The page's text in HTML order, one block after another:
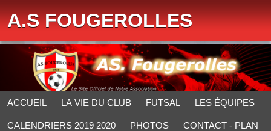
A.S FOUGEROLLES
ACCUEIL LA VIE DU CLUB FUTSAL LES ÉQUIPES
CALENDRIERS 2019 2020 PHOTOS CONTACT - PLAN